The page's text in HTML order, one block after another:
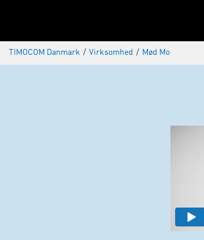
TIMOCOM Danmark / Virksomhed / Mød Mo